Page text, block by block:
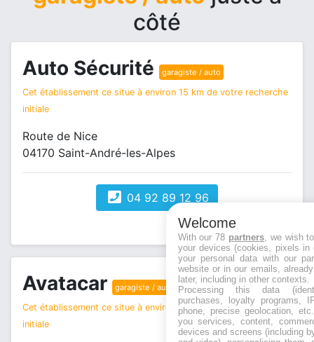
côté
Auto Sécurité garagiste / auto
Cet établissement ce situe à environ 15 km de votre recherche
initiale
Route de Nice
04170 Saint-André-les-Alpes
04 92 89 12 96
Avatacar garagiste / auto
Cet établissement ce situe à environ 15 km de votre recherche
initiale
Welcome
With our 78 partners, we wish
your devices (cookies, pixels
your personal data with our
website or in our emails,
later, including in other contexts.
Processing this data
purchases, loyalty programs,
phone, precise geolocation,
you services, content,
devices and screens (including